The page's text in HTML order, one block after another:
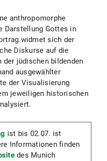
anthropomorphe
Darstellung Gottes in
widmet sich der
Diskurse auf die
jüdischen bildenden
ausgewählter
der Visualisierung
jeweiligen historischen
ist bis 02.07. ist
Informationen finden
des Munich